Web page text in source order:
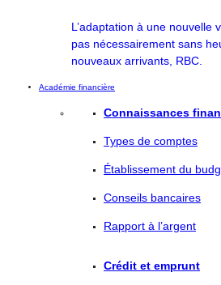
L’adaptation à une nouvelle
pas nécessairement sans
nouveaux arrivants, RBC.
Académie financière
Connaissances
Types de comptes
Établissement du
Conseils bancaires
Rapport à l’argent
Crédit et emprunt